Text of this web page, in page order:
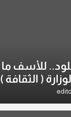
للأسف
( الثقافة
وزير يمثلها من
العراقية..